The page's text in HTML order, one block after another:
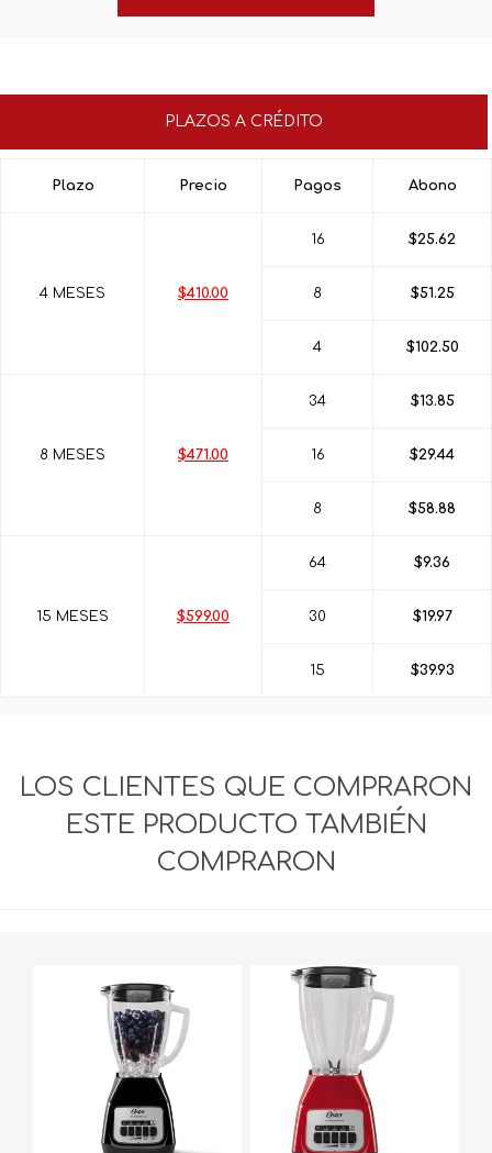
PLAZOS A CRÉDITO
Plazo Precio Pagos Abono
4 MESES $410.00
16 $25.62
8 $51.25
4 $102.50
8 MESES $471.00
34 $13.85
16 $29.44
8 $58.88
15 MESES $599.00
64 $9.36
30 $19.97
15 $39.93
LOS CLIENTES QUE COMPRARON
ESTE PRODUCTO TAMBIÉN
COMPRARON